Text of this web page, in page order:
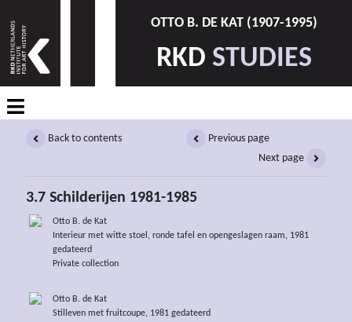
OTTO B. DE KAT (1907-1995)
RKD STUDIES
Back to contents
Previous page
Next page
3.7 Schilderijen 1981-1985
Otto B. de Kat
Interieur met witte stoel, ronde tafel en opengeslagen raam, 1981
gedateerd
Private collection
Otto B. de Kat
Stilleven met fruitcoupe, 1981 gedateerd